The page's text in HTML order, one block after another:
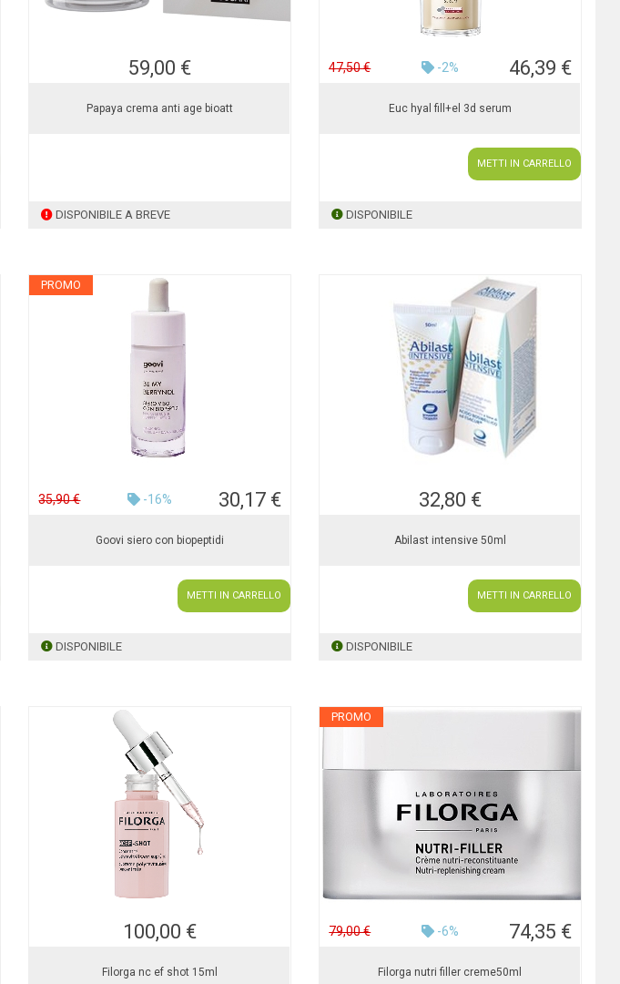
59,00 €
Papaya crema anti age bioatt
DISPONIBILE A BREVE
47,50 € -2% 46,39 €
Euc hyal fill+el 3d serum
METTI IN CARRELLO
DISPONIBILE
PROMO
35,90 € -16% 30,17 €
Goovi siero con biopeptidi
METTI IN CARRELLO
DISPONIBILE
32,80 €
Abilast intensive 50ml
METTI IN CARRELLO
DISPONIBILE
100,00 €
Filorga nc ef shot 15ml
PROMO
79,00 € -6% 74,35 €
Filorga nutri filler creme50ml